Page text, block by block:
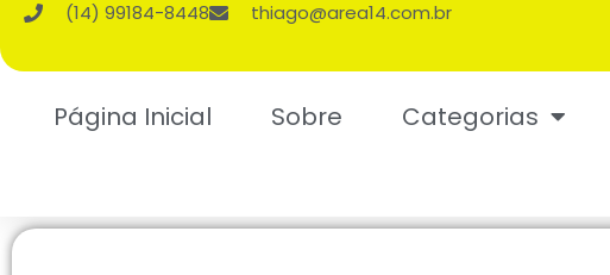
(14) 99184-8448 thiago@area14.com.br
Página Inicial Sobre Categorias